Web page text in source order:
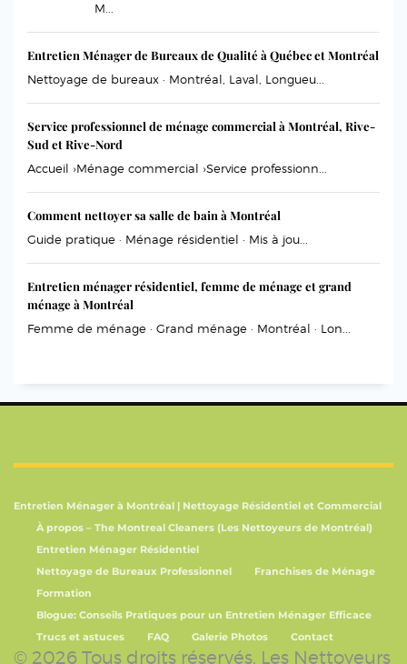
M...
Entretien Ménager de Bureaux de Qualité à Québec et Montréal
Nettoyage de bureaux · Montréal, Laval, Longueu...
Service professionnel de ménage commercial à Montréal, Rive-
Sud et Rive-Nord
Accueil ›Ménage commercial ›Service professionn...
Comment nettoyer sa salle de bain à Montréal
Guide pratique · Ménage résidentiel · Mis à jou...
Entretien ménager résidentiel, femme de ménage et grand
ménage à Montréal
Femme de ménage · Grand ménage · Montréal · Lon...
Entretien Ménager à Montréal | Nettoyage Résidentiel et Commercial
À propos – The Montreal Cleaners (Les Nettoyeurs de Montréal)
Entretien Ménager Résidentiel
Nettoyage de Bureaux Professionnel
Franchises de Ménage
Formation
Blogue: Conseils Pratiques pour un Entretien Ménager Efficace
Trucs et astuces
FAQ Galerie Photos Contact
© 2026 Tous droits réservés. Les Nettoyeurs